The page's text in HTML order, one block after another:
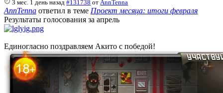
3 мес. 1 день назад #131738 от AnnTenna
AnnTenna ответил в теме Проект месяца: итоги февраля
Результаты голосования за апрель
Единогласно поздравляем Акито с победой!